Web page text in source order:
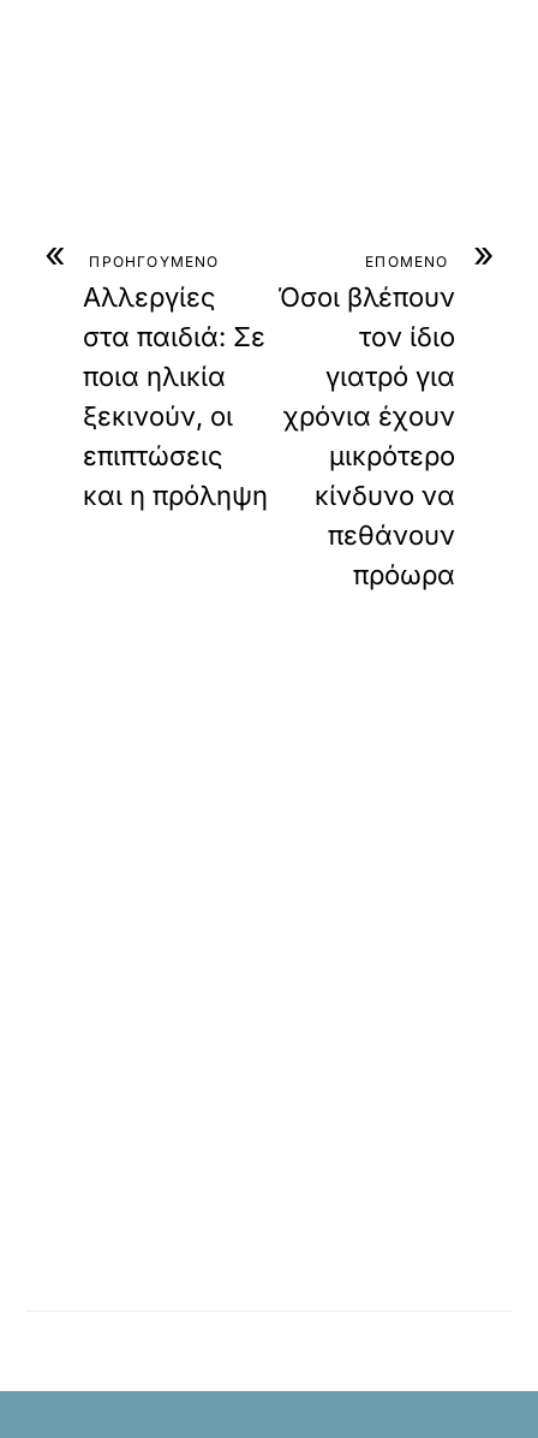
« ΠΡΟΗΓΟΥΜΕΝΟ
Αλλεργίες
στα παιδιά: Σε
ποια ηλικία
ξεκινούν, οι
επιπτώσεις
και η πρόληψη
»
ΕΠΟΜΕΝΟ
Όσοι βλέπουν
τον ίδιο
γιατρό για
χρόνια έχουν
μικρότερο
κίνδυνο να
πεθάνουν
πρόωρα